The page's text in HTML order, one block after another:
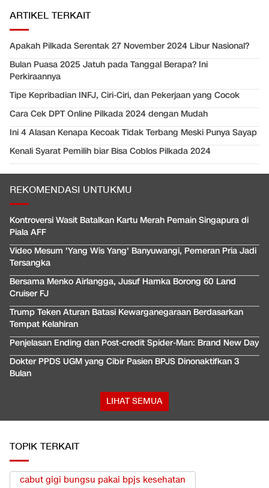
ARTIKEL TERKAIT
Apakah Pilkada Serentak 27 November 2024 Libur Nasional?
Bulan Puasa 2025 Jatuh pada Tanggal Berapa? Ini
Perkiraannya
Tipe Kepribadian INFJ, Ciri-Ciri, dan Pekerjaan yang Cocok
Cara Cek DPT Online Pilkada 2024 dengan Mudah
Ini 4 Alasan Kenapa Kecoak Tidak Terbang Meski Punya Sayap
Kenali Syarat Pemilih biar Bisa Coblos Pilkada 2024
REKOMENDASI UNTUKMU
Kontroversi Wasit Batalkan Kartu Merah Pemain Singapura di
Piala AFF
Video Mesum 'Yang Wis Yang' Banyuwangi, Pemeran Pria Jadi
Tersangka
Bersama Menko Airlangga, Jusuf Hamka Borong 60 Land
Cruiser FJ
Trump Teken Aturan Batasi Kewarganegaraan Berdasarkan
Tempat Kelahiran
Penjelasan Ending dan Post-credit Spider-Man: Brand New Day
Dokter PPDS UGM yang Cibir Pasien BPJS Dinonaktifkan 3
Bulan
LIHAT SEMUA
TOPIK TERKAIT
cabut gigi bungsu pakai bpjs kesehatan